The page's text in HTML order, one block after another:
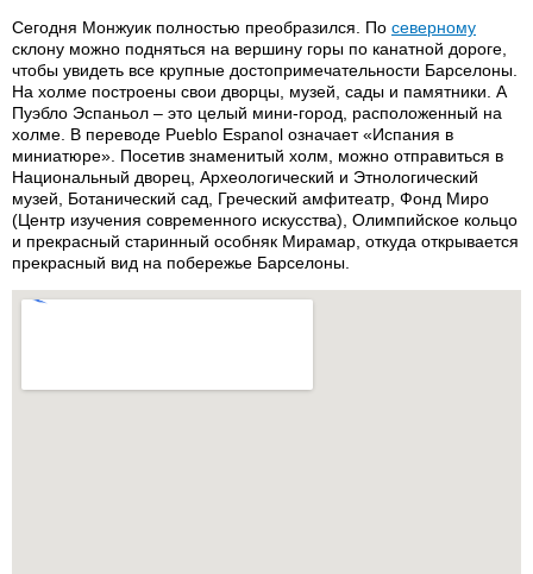
Сегодня Монжуик полностью преобразился. По северному
склону можно подняться на вершину горы по канатной дороге,
чтобы увидеть все крупные достопримечательности Барселоны.
На холме построены свои дворцы, музей, сады и памятники. А
Пуэбло Эспаньол – это целый мини-город, расположенный на
холме. В переводе Pueblo Espanol означает «Испания в
миниатюре». Посетив знаменитый холм, можно отправиться в
Национальный дворец, Археологический и Этнологический
музей, Ботанический сад, Греческий амфитеатр, Фонд Миро
(Центр изучения современного искусства), Олимпийское кольцо
и прекрасный старинный особняк Мирамар, откуда открывается
прекрасный вид на побережье Барселоны.